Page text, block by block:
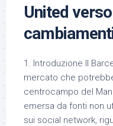
United
1. Introduzione Il
mercato che
centrocampo del
emersa da fonti non
sui social network,